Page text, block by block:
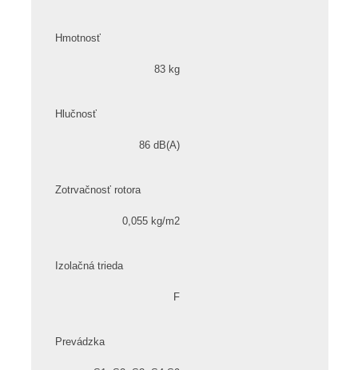
Hmotnosť
83 kg
Hlučnosť
86 dB(A)
Zotrvačnosť rotora
0,055 kg/m2
Izolačná trieda
F
Prevádzka